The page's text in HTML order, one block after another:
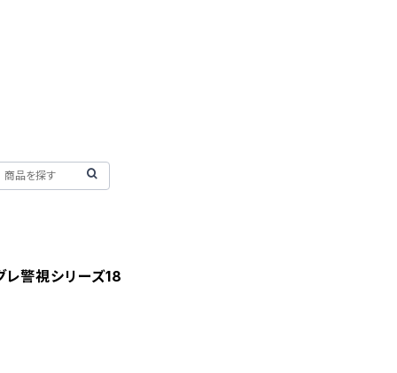
警視シリーズ18